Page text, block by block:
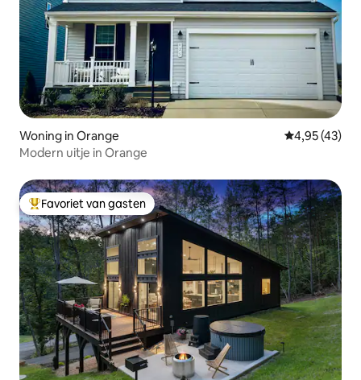
Woning in Orange Gemiddelde
4,95 (43)
Modern uitje in Orange
Topfavoriet van gasten
Favoriet van gasten